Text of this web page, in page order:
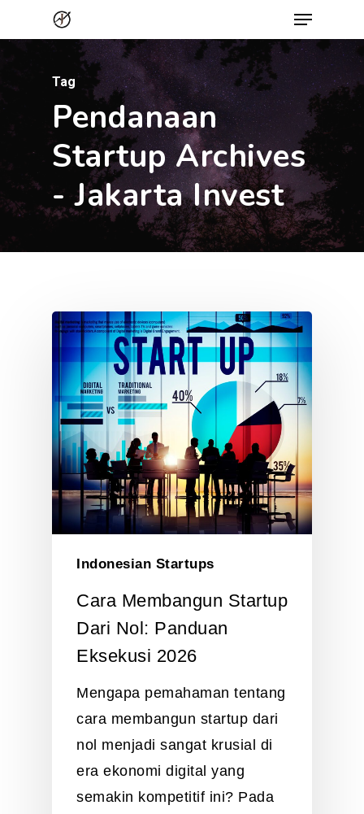
to
main
content
Menu
Tag
Pendanaan
Startup Archives
- Jakarta Invest
Indonesian Startups
Cara Membangun Startup
Dari Nol: Panduan
Eksekusi 2026
Mengapa pemahaman tentang
cara membangun startup dari
nol menjadi sangat krusial di
era ekonomi digital yang
semakin kompetitif ini? Pada
Close
Menu